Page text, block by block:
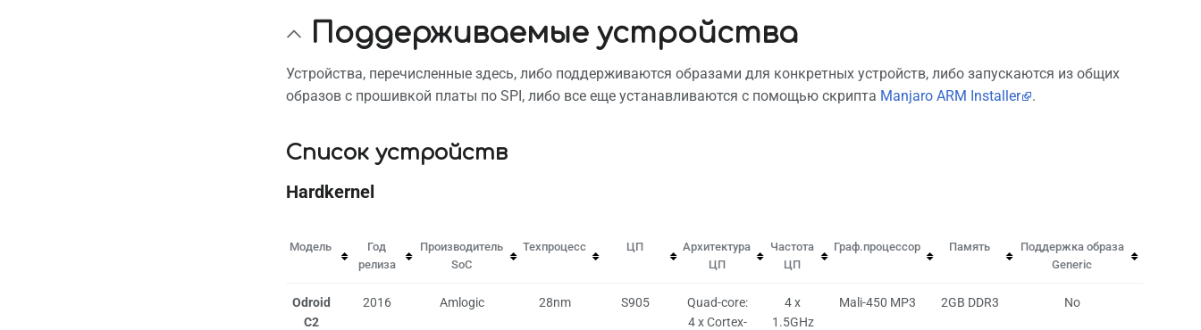
Поддерживаемые устройства
Устройства, перечисленные здесь, либо поддерживаются образами для конкретных устройств, либо запускаются из общих
образов с прошивкой платы по SPI, либо все еще устанавливаются с помощью скрипта Manjaro ARM Installer .
Список устройств
Hardkernel
Модель
Год
релиза
Производитель
SoC
Техпроцесс ЦП
Архитектура
ЦП
Частота
ЦП
Граф.процессор Память
Поддержка образа
Generic
Odroid
C2
2016 Amlogic 28nm S905
Quad-core:
4 x Cortex-
4 x
1.5GHz
Mali-450 MP3 2GB DDR3 No